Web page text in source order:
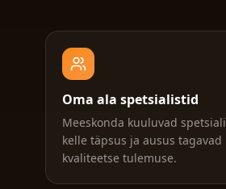
Oma ala spetsialistid
Meeskonda kuuluvad
kelle täpsus ja ausus tagavad
kvaliteetse tulemuse.